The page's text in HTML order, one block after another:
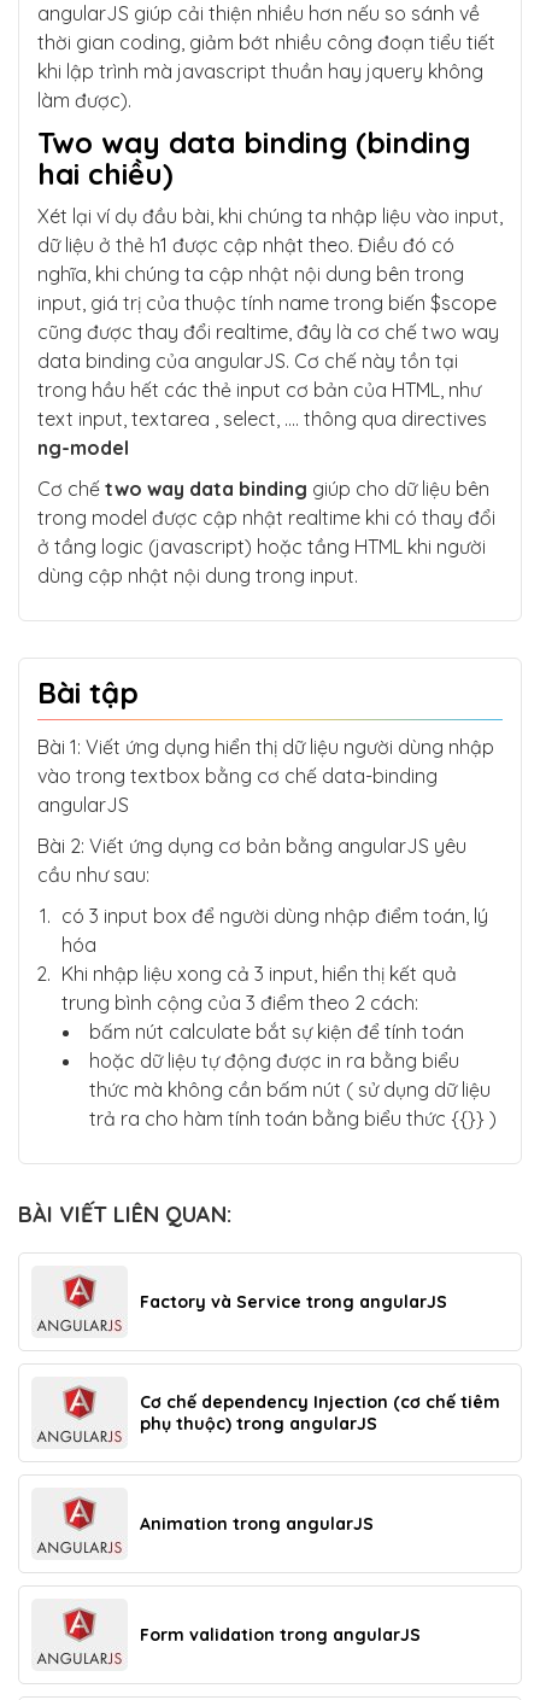
angularJS giúp cải thiện nhiều hơn nếu so sánh về
thời gian coding, giảm bớt nhiều công đoạn tiểu tiết
khi lập trình mà javascript thuần hay jquery không
làm được).
Two way data binding (binding
hai chiều)
Xét lại ví dụ đầu bài, khi chúng ta nhập liệu vào input,
dữ liệu ở thẻ h1 được cập nhật theo. Điều đó có
nghĩa, khi chúng ta cập nhật nội dung bên trong
input, giá trị của thuộc tính name trong biến $scope
cũng được thay đổi realtime, đây là cơ chế two way
data binding của angularJS. Cơ chế này tồn tại
trong hầu hết các thẻ input cơ bản của HTML, như
text input, textarea , select, …. thông qua directives
ng-model
Cơ chế two way data binding giúp cho dữ liệu bên
trong model được cập nhật realtime khi có thay đổi
ở tầng logic (javascript) hoặc tầng HTML khi người
dùng cập nhật nội dung trong input.
Bài tập
Bài 1: Viết ứng dụng hiển thị dữ liệu người dùng nhập
vào trong textbox bằng cơ chế data-binding
angularJS
Bài 2: Viết ứng dụng cơ bản bằng angularJS yêu
cầu như sau:
có 3 input box để người dùng nhập điểm toán, lý
hóa
Khi nhập liệu xong cả 3 input, hiển thị kết quả
trung bình cộng của 3 điểm theo 2 cách:
bấm nút calculate bắt sự kiện để tính toán
hoặc dữ liệu tự động được in ra bằng biểu
thức mà không cần bấm nút ( sử dụng dữ liệu
trả ra cho hàm tính toán bằng biểu thức {{}} )
BÀI VIẾT LIÊN QUAN:
Factory và Service trong angularJS
Cơ chế dependency Injection (cơ chế tiêm
phụ thuộc) trong angularJS
Animation trong angularJS
Form validation trong angularJS